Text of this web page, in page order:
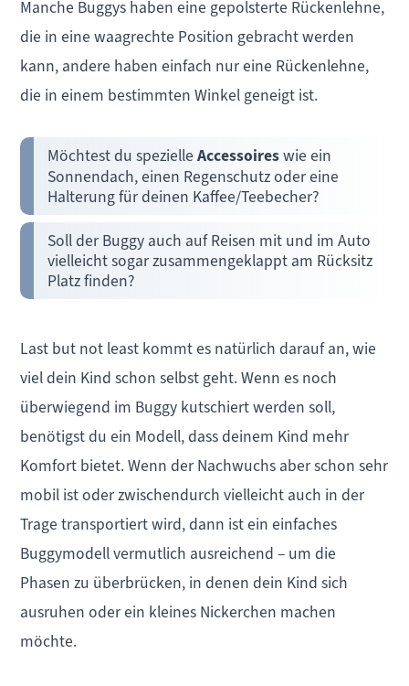
Manche Buggys haben eine gepolsterte Rückenlehne,
die in eine waagrechte Position gebracht werden
kann, andere haben einfach nur eine Rückenlehne,
die in einem bestimmten Winkel geneigt ist.
Möchtest du spezielleAccessoireswie ein
Sonnendach, einen Regenschutz oder eine
Halterung für deinen Kaffee/Teebecher?
Soll der Buggy auch auf Reisen mit und im Auto
vielleicht sogar zusammengeklappt am Rücksitz
Platz finden?
Last but not least kommt es natürlich darauf an, wie
viel dein Kind schon selbst geht. Wenn es noch
überwiegend im Buggy kutschiert werden soll,
benötigst du ein Modell, dass deinem Kind mehr
Komfort bietet. Wenn der Nachwuchs aber schon sehr
mobil ist oder zwischendurch vielleicht auch in der
Trage transportiert wird, dann ist ein einfaches
Buggymodell vermutlich ausreichend – um die
Phasen zu überbrücken, in denen dein Kind sich
ausruhen oder ein kleines Nickerchen machen
möchte.